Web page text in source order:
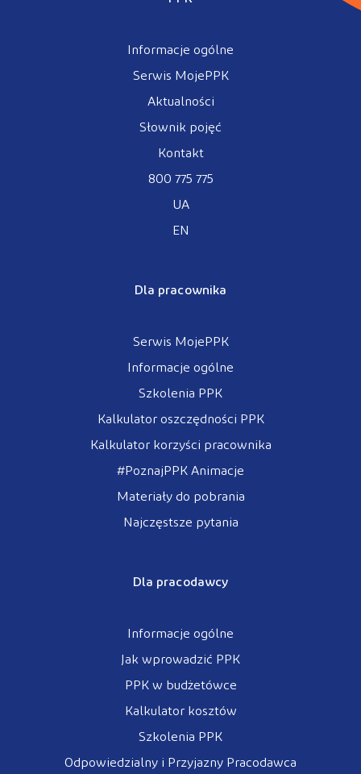
Informacje ogólne
Serwis MojePPK
Aktualności
Słownik pojęć
Kontakt
800 775 775
UA
EN
Dla pracownika
Serwis MojePPK
Informacje ogólne
Szkolenia PPK
Kalkulator oszczędności PPK
Kalkulator korzyści pracownika
#PoznajPPK Animacje
Materiały do pobrania
Najczęstsze pytania
Dla pracodawcy
Informacje ogólne
Jak wprowadzić PPK
PPK w budżetówce
Kalkulator kosztów
Szkolenia PPK
Odpowiedzialny i Przyjazny Pracodawca